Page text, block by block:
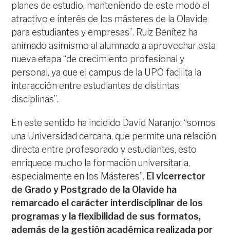
planes de estudio, manteniendo de este modo el
atractivo e interés de los másteres de la Olavide
para estudiantes y empresas”. Ruiz Benítez ha
animado asimismo al alumnado a aprovechar esta
nueva etapa “de crecimiento profesional y
personal, ya que el campus de la UPO facilita la
interacción entre estudiantes de distintas
disciplinas”.
En este sentido ha incidido David Naranjo: “somos
una Universidad cercana, que permite una relación
directa entre profesorado y estudiantes, esto
enriquece mucho la formación universitaria,
especialmente en los Másteres”. El vicerrector
de Grado y Postgrado de la Olavide ha
remarcado el carácter interdisciplinar de los
programas y la flexibilidad de sus formatos,
además de la gestión académica realizada por